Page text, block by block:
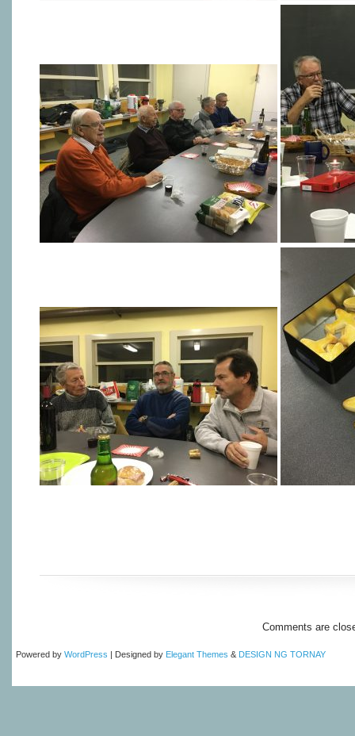
Comments are
Powered by WordPress | Designed by Elegant Themes & DESIGN NG TORNAY